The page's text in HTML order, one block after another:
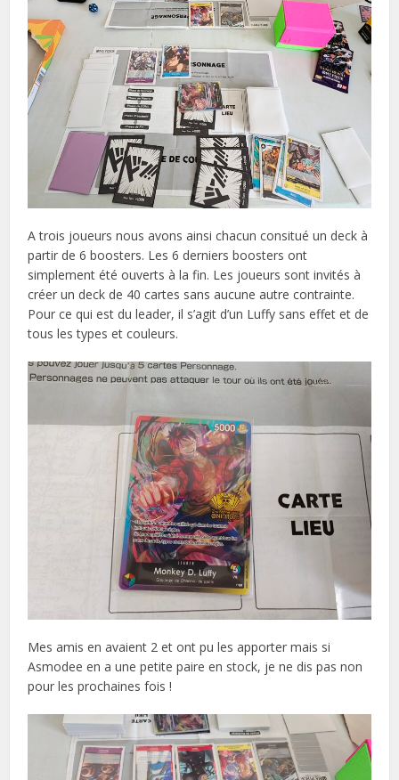
A trois joueurs nous avons ainsi chacun consitué un deck à
partir de 6 boosters. Les 6 derniers boosters ont
simplement été ouverts à la fin. Les joueurs sont invités à
créer un deck de 40 cartes sans aucune autre contrainte.
Pour ce qui est du leader, il s’agit d’un Luffy sans effet et de
tous les types et couleurs.
Mes amis en avaient 2 et ont pu les apporter mais si
Asmodee en a une petite paire en stock, je ne dis pas non
pour les prochaines fois !